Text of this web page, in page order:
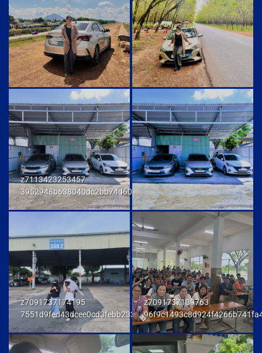
z7113423253457
3952948b638040dc2bb74d606db7a6f9
z7091737174195
7551d9fed43dcee0cd3febb233847292
z7091737139763